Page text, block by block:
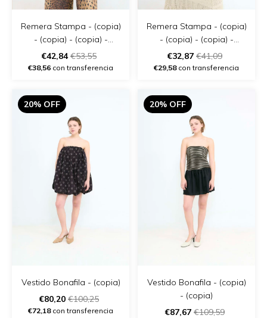
Remera Stampa - (copia)
- (copia) - (copia) -
(copia) - (copia)
€42,84€53,55
€38,56 con transferencia
Remera Stampa - (copia)
- (copia) - (copia) -
(copia) - (copia) - (copia)
€32,87 €41,09
€29,58con transferencia
20% OFF
Vestido Bonafila - (copia)
€80,20 €100,25
€72,18con transferencia
20% OFF
Vestido Bonafila - (copia)
- (copia)
€87,67 €109,59